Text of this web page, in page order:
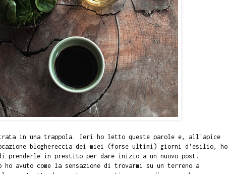
in una trappola. Ieri ho letto queste parole e, all'apice
bloghereccia dei miei (forse ultimi) giorni d'esilio, ho
prenderle in prestito per dare inizio a un nuovo post.
ho avuto come la sensazione di trovarmi su un terreno a